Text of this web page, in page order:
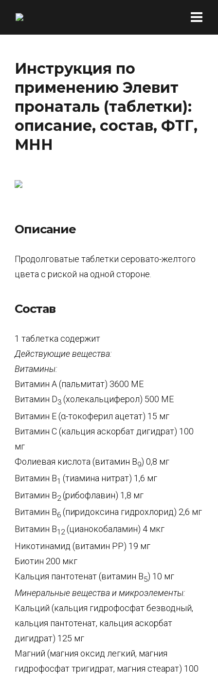
Инструкция по
применению Элевит
пронаталь (таблетки):
описание, состав, ФТГ,
МНН
Описание
Продолговатые таблетки серовато-желтого
цвета с риской на одной стороне.
Состав
1 таблетка содержит
Действующие вещества:
Витамины:
Витамин А (пальмитат) 3600 МЕ
Витамин D3 (холекальциферол) 500 МЕ
Витамин Е (α-токоферил ацетат) 15 мг
Витамин С (кальция аскорбат дигидрат) 100
мг
Фолиевая кислота (витамин В9) 0,8 мг
Витамин В1 (тиамина нитрат) 1,6 мг
Витамин В2 (рибофлавин) 1,8 мг
Витамин В6 (пиридоксина гидрохлорид) 2,6 мг
Витамин В12 (цианокобаламин) 4 мкг
Никотинамид (витамин РР) 19 мг
Биотин 200 мкг
Кальция пантотенат (витамин В5) 10 мг
Минеральные вещества и микроэлементы:
Кальций (кальция гидрофосфат безводный,
кальция пантотенат, кальция аскорбат
дигидрат) 125 мг
Магний (магния оксид легкий, магния
гидрофосфат тригидрат, магния стеарат) 100